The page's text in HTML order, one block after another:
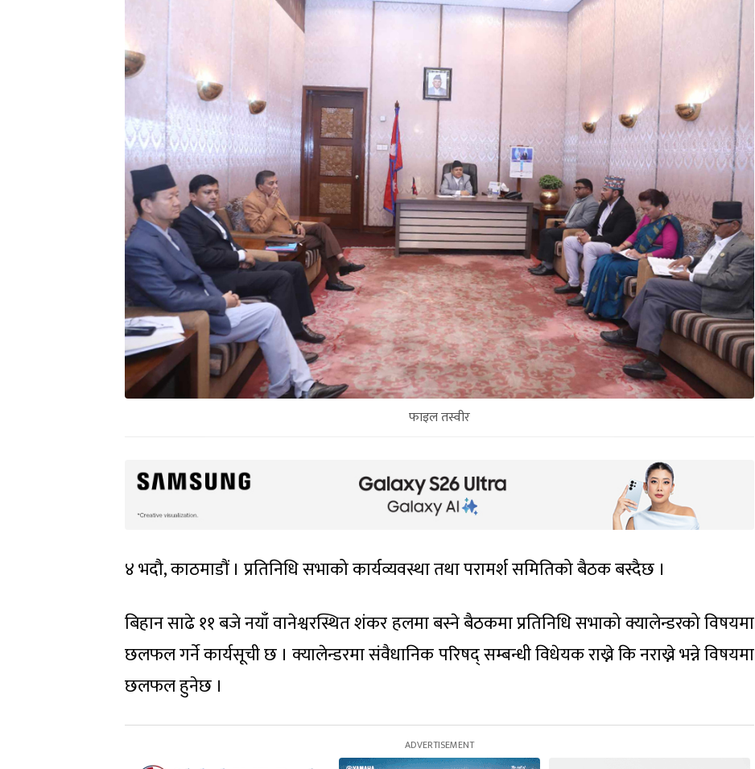
फाइल तस्वीर
४ भदौ, काठमाडौं । प्रतिनिधि सभाको कार्यव्यवस्था तथा परामर्श समितिको बैठक बस्दैछ ।
बिहान साढे ११ बजे नयाँ वानेश्वरस्थित शंकर हलमा बस्ने बैठकमा प्रतिनिधि सभाको क्यालेन्डरको विषयमा
छलफल गर्ने कार्यसूची छ । क्यालेन्डरमा संवैधानिक परिषद् सम्बन्धी विधेयक राख्ने कि नराख्ने भन्ने विषयमा
छलफल हुनेछ ।